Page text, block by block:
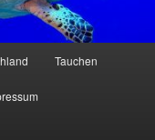
Tauchen